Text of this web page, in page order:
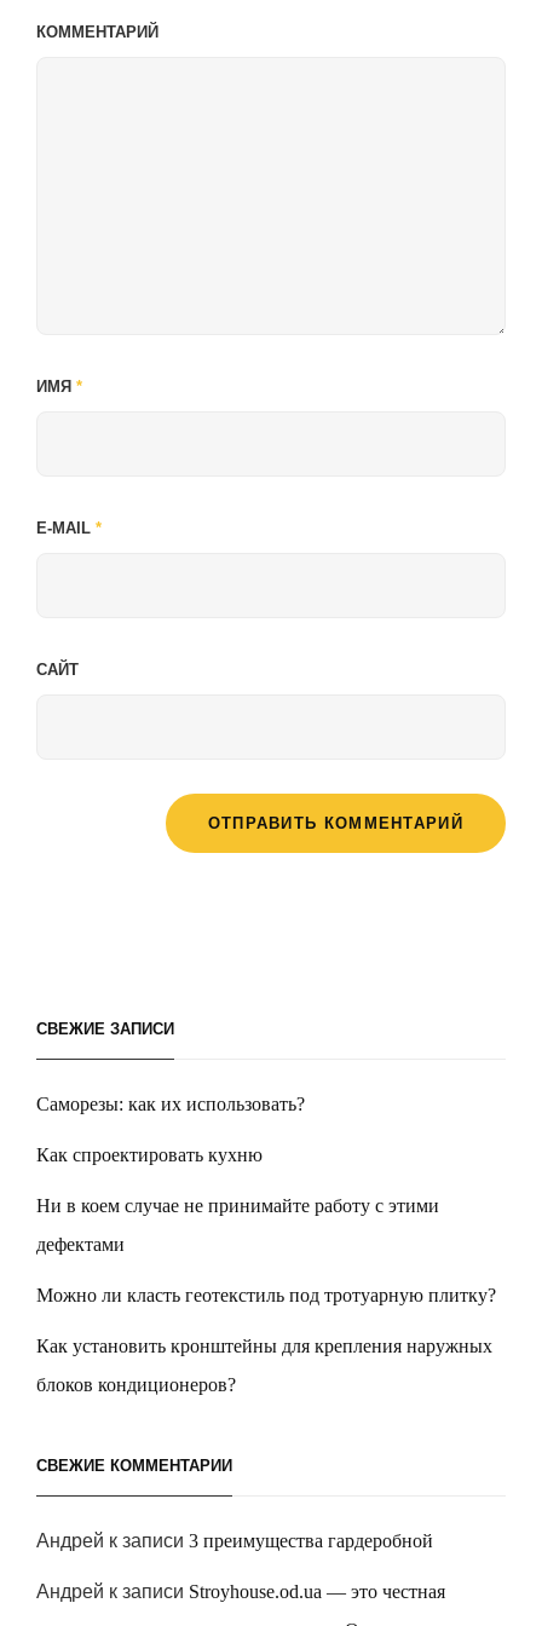
КОММЕНТАРИЙ
ИМЯ *
E-MAIL *
САЙТ
СВЕЖИЕ ЗАПИСИ
Саморезы: как их использовать?
Как спроектировать кухню
Ни в коем случае не принимайте работу с этими
дефектами
Можно ли класть геотекстиль под тротуарную плитку?
Как установить кронштейны для крепления наружных
блоков кондиционеров?
СВЕЖИЕ КОММЕНТАРИИ
Андрей к записи 3 преимущества гардеробной
Андрей к записи Stroyhouse.od.ua — это честная